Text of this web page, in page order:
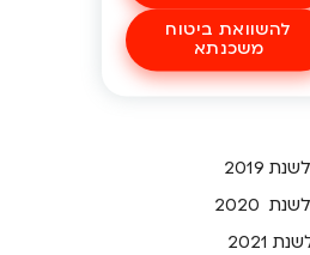
להשוואת ביטוח
משכנתא
2019
2020